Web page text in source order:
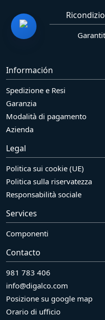
Información
Spedizione e Resi
Garanzia
Modalità di pagamento
Azienda
Legal
Politica sui cookie (UE)
Politica sulla riservatezza
Responsabilità sociale
Services
Componenti
Contacto
981 783 406
info@digalco.com
Posizione su google map
Orario di ufficio